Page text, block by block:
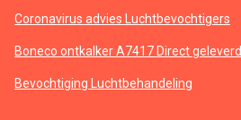
Coronavirus advies Luchtbevochtigers
Boneco ontkalker A7417 Direct geleverd
Bevochtiging Luchtbehandeling